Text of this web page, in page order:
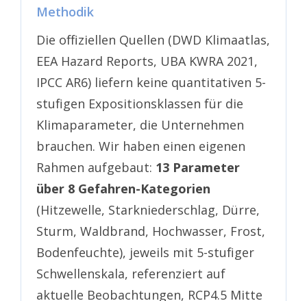
Methodik
Die offiziellen Quellen (DWD Klimaatlas,
EEA Hazard Reports, UBA KWRA 2021,
IPCC AR6) liefern keine quantitativen 5-
stufigen Expositionsklassen für die
Klimaparameter, die Unternehmen
brauchen. Wir haben einen eigenen
Rahmen aufgebaut: 13 Parameter
über 8 Gefahren-Kategorien
(Hitzewelle, Starkniederschlag, Dürre,
Sturm, Waldbrand, Hochwasser, Frost,
Bodenfeuchte), jeweils mit 5-stufiger
Schwellenskala, referenziert auf
aktuelle Beobachtungen, RCP4.5 Mitte